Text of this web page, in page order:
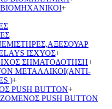
ΒΙΟΜΗΧΑΝΙΚΟΙ+
ΙΣΧΥΟΣ+
ΣΗΜΑΤΟΔΟΤΗΣΗ+
ΜΕΤΑΛΛΙΚΟΙ(ANTI-
)+
PUSH BUTTON+
PUSH BUTTON